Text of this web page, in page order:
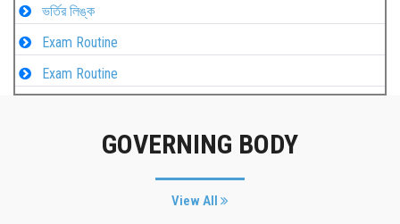
ভর্তির লিঙ্ক
Exam Routine
Exam Routine
GOVERNING BODY
View All